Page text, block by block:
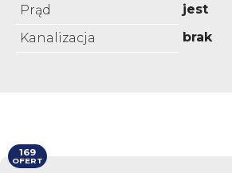
Prąd
jest
Kanalizacja
brak
169
OFERT